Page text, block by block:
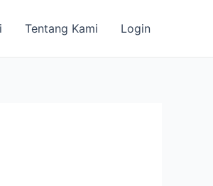
Tentang Kami Login